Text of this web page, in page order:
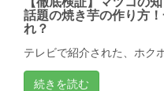
話題の焼き芋の作り方
れ？
テレビで紹介された、ホク
続きを読む